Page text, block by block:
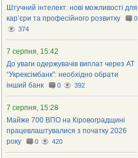
Штучний інтелект: нові можливості для
кар’єри та професійного розвитку
0
374
7 серпня, 15:42
До уваги одержувачів виплат через АТ
“Укрексімбанк”: необхідно обрати
інший банк
0 392
7 серпня, 15:28
Майже 700 ВПО на Кіровоградщині
працевлаштувалися з початку 2026
року
0 420